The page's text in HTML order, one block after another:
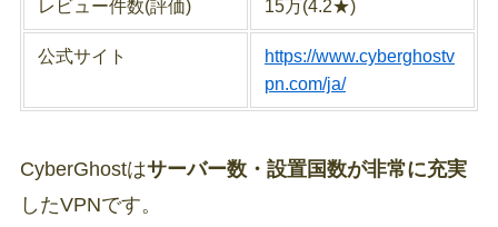
レビュー件数(評価)
15万(4.2★)
公式サイト
https://www.cyberghostv
pn.com/ja/
CyberGhostはサーバー数・設置国数が非常に充実
したVPNです。